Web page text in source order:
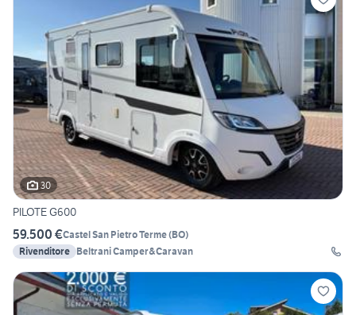
30
PILOTE G600
59.500 €Castel San Pietro Terme(BO)
Rivenditore Beltrani Camper&Caravan